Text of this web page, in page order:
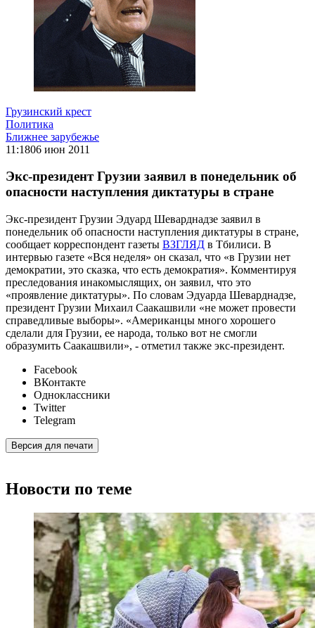
Грузинский крест
Политика
Ближнее зарубежье
11:1806 июн 2011
Экс-президент Грузии заявил в понедельник об
опасности наступления диктатуры в стране
Экс-президент Грузии Эдуард Шеварднадзе заявил в
понедельник об опасности наступления диктатуры в стране,
сообщает корреспондент газеты ВЗГЛЯД в Тбилиси. В
интервью газете «Вся неделя» он сказал, что «в Грузии нет
демократии, это сказка, что есть демократия». Комментируя
преследования инакомыслящих, он заявил, что это
«проявление диктатуры». По словам Эдуарда Шеварднадзе,
президент Грузии Михаил Саакашвили «не может провести
справедливые выборы». «Американцы много хорошего
сделали для Грузии, ее народа, только вот не смогли
образумить Саакашвили», - отметил также экс-президент.
Facebook
ВКонтакте
Одноклассники
Twitter
Telegram
Версия для печати
Новости по теме